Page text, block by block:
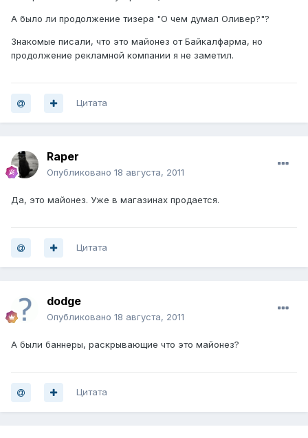
А было ли продолжение тизера "О чем думал Оливер?"?
Знакомые писали, что это майонез от Байкалфарма, но
продолжение рекламной компании я не заметил.
Цитата
Raper
Опубликовано 18 августа, 2011
Да, это майонез. Уже в магазинах продается.
Цитата
dodge
Опубликовано 18 августа, 2011
А были баннеры, раскрывающие что это майонез?
Цитата